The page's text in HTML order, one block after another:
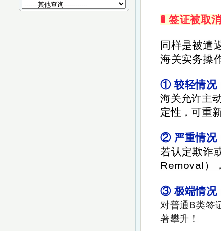
🚦 签证被取
同样是被遣
海关实务操
① 较轻情况
海关允许主
定性，可重
② 严重情况
若认定欺诈
Removal）
③ 极端情况
对普通B类签
著攀升！